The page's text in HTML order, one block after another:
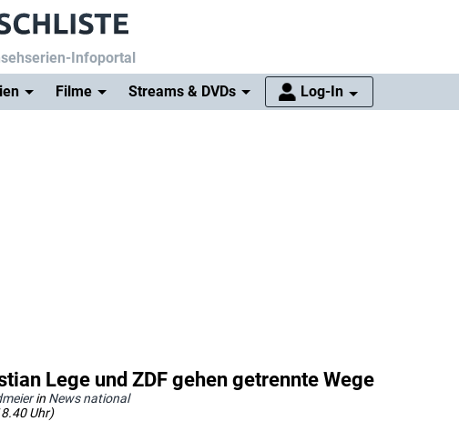
Infoportal
Filme Streams & DVDs Log-In
Lege und ZDF gehen getrennte Wege
in News national
Uhr)